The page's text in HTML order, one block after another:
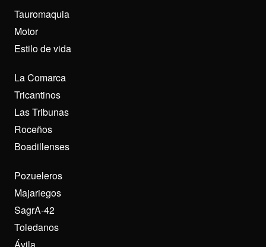
Tauromaquia
Motor
Estilo de vida
La Comarca
Tricantinos
Las Tribunas
Roceños
Boadillenses
Pozueleros
Majariegos
SagrA-42
Toledanos
Ávila